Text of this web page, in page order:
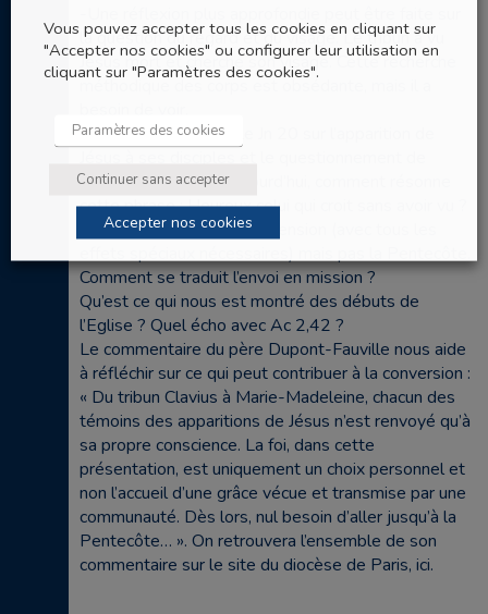
la question du regard et du visage. Le tribun a vu
Jésus mort et cherche son visage. Cette recherche
On pourra lire l’évangile Jn 20 sur l’apparition de
Thomas. Pour nous aujourd’hui, comment résonne
cette phrase : Heureux celui qui croit sans avoir vu ?
-Le film nous montre l’Ascension (avec tous les
Comment se traduit l’envoi en mission ?
Qu’est ce qui nous est montré des débuts de
l’Eglise ? Quel écho avec Ac 2,42 ?
Le commentaire du père Dupont-Fauville nous aide
à réfléchir sur ce qui peut contribuer à la conversion :
« Du tribun Clavius à Marie-Madeleine, chacun des
témoins des apparitions de Jésus n’est renvoyé qu’à
sa propre conscience. La foi, dans cette
présentation, est uniquement un choix personnel et
non l’accueil d’une grâce vécue et transmise par une
communauté. Dès lors, nul besoin d’aller jusqu’à la
Pentecôte… ». On retrouvera l’ensemble de son
commentaire sur le site du diocèse de Paris, ici.
Vous pouvez accepter tous les cookies en cliquant sur
"Accepter nos cookies" ou configurer leur utilisation en
cliquant sur "Paramètres des cookies".
Paramètres des cookies
Continuer sans accepter
Accepter nos cookies